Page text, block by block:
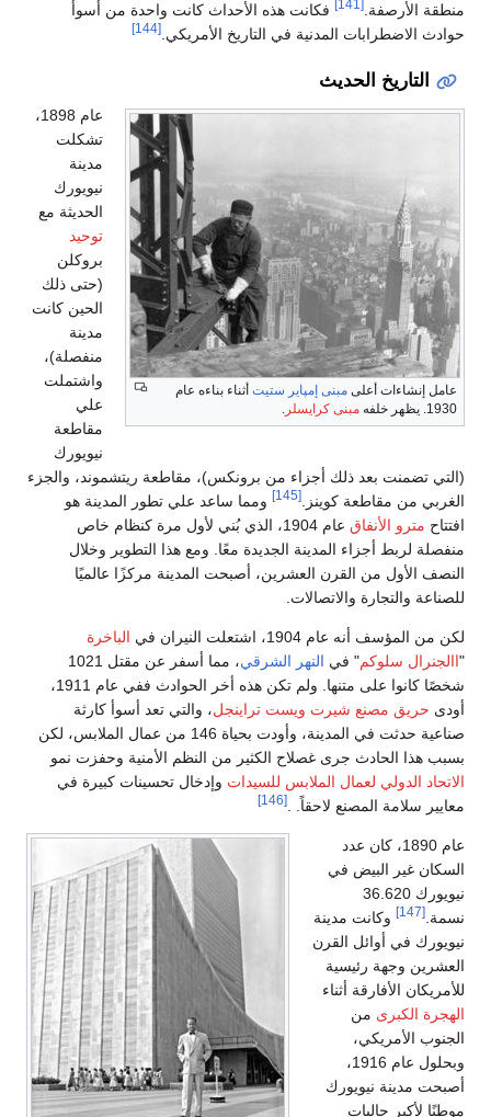
كانت واحدة من أسوأ
الأمريكي.
بناءه عام
عام 1898،
الحديثة مع
توحيد
بروكلن
(حتى ذلك
الحين كانت
مدينة
منفصلة)،
واشتملت
علي
مقاطعة
مقاطعة ريتشموند، والجزء
ساعد علي تطور المدينة هو
الذي بُني لأول مرة كنظام خاص
معًا. ومع هذا التطوير وخلال
المدينة مركزًا عالميًا
الباخرة
، مما أسفر عن مقتل 1021
، والتي تعد أسوأ كارثة
صناعية حدثت في المدينة، وأودت بحياة 146 من عمال الملابس، لكن
من النظم الأمنية وحفزت نمو
وإدخال تحسينات كبيرة في